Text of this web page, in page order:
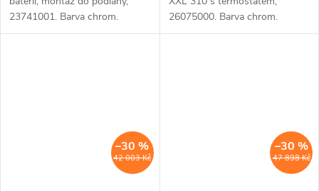
23741001. Barva chrom.
26075000. Barva chrom.
42 003 Kč
–30 %
47 898 Kč
–30 %